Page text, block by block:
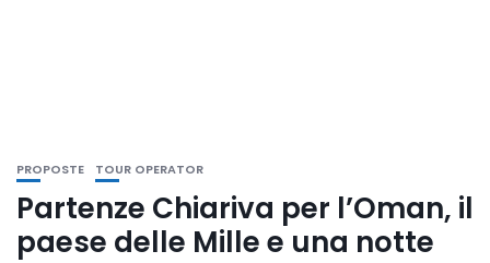
PROPOSTE TOUR OPERATOR
Partenze Chiariva per l’Oman, il
paese delle Mille e una notte